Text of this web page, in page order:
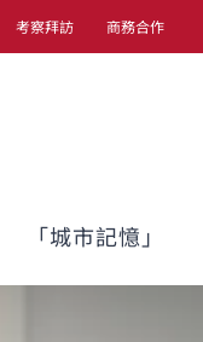
考察拜訪 商務合作
「城市記憶」